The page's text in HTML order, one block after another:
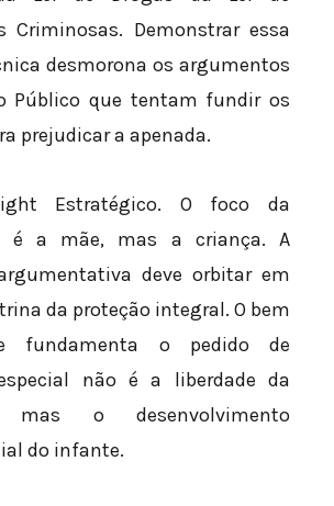
Criminosas. Demonstrar essa
desmorona os argumentos
Público que tentam fundir os
prejudicar a apenada.
Estratégico. O foco da
é a mãe, mas a criança. A
deve orbitar em
da proteção integral. O bem
fundamenta o pedido de
não é a liberdade da
mas o desenvolvimento
do infante.